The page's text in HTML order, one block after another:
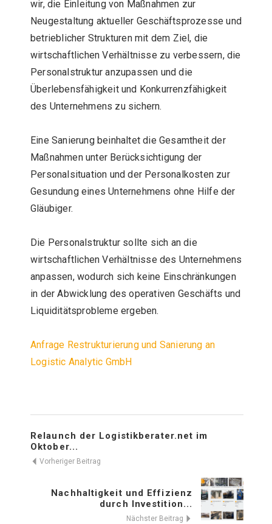
wir, die Einleitung von Maßnahmen zur
Neugestaltung aktueller Geschäftsprozesse und
betrieblicher Strukturen mit dem Ziel, die
wirtschaftlichen Verhältnisse zu verbessern, die
Personalstruktur anzupassen und die
Überlebensfähigkeit und Konkurrenzfähigkeit
des Unternehmens zu sichern.
Eine Sanierung beinhaltet die Gesamtheit der
Maßnahmen unter Berücksichtigung der
Personalsituation und der Personalkosten zur
Gesundung eines Unternehmens ohne Hilfe der
Gläubiger.
Die Personalstruktur sollte sich an die
wirtschaftlichen Verhältnisse des Unternehmens
anpassen, wodurch sich keine Einschränkungen
in der Abwicklung des operativen Geschäfts und
Liquiditätsprobleme ergeben.
Anfrage Restrukturierung und Sanierung an
Logistic Analytic GmbH
Relaunch der Logistikberater.net im
Oktober...
Vorheriger Beitrag
Nachhaltigkeit und Effizienz
durch Investition...
Nächster Beitrag